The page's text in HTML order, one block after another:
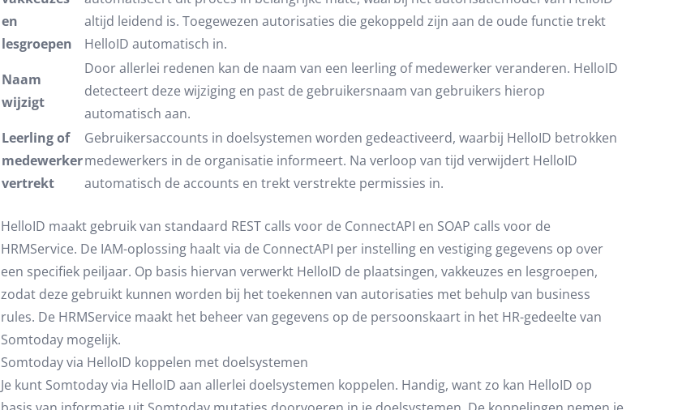
en
lesgroepen
altijd leidend is. Toegewezen autorisaties die gekoppeld zijn aan de oude functie trekt
HelloID automatisch in.
Naam
wijzigt
Door allerlei redenen kan de naam van een leerling of medewerker veranderen. HelloID
detecteert deze wijziging en past de gebruikersnaam van gebruikers hierop
automatisch aan.
Leerling of
medewerker
vertrekt
Gebruikersaccounts in doelsystemen worden gedeactiveerd, waarbij HelloID betrokken
medewerkers in de organisatie informeert. Na verloop van tijd verwijdert HelloID
automatisch de accounts en trekt verstrekte permissies in.
HelloID maakt gebruik van standaard REST calls voor de ConnectAPI en SOAP calls voor de
HRMService. De IAM-oplossing haalt via de ConnectAPI per instelling en vestiging gegevens op over
een specifiek peiljaar. Op basis hiervan verwerkt HelloID de plaatsingen, vakkeuzes en lesgroepen,
zodat deze gebruikt kunnen worden bij het toekennen van autorisaties met behulp van business
rules. De HRMService maakt het beheer van gegevens op de persoonskaart in het HR-gedeelte van
Somtoday mogelijk.
Somtoday via HelloID koppelen met doelsystemen
Je kunt Somtoday via HelloID aan allerlei doelsystemen koppelen. Handig, want zo kan HelloID op